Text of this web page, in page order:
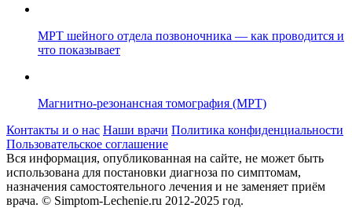
МРТ шейного отдела позвоночника — как проводится и
что показывает
Магнитно-резонансная томография (МРТ)
Контакты и о нас Наши врачи Политика конфиденциальности
Пользовательское соглашение
Вся информация, опубликованная на сайте, не может быть
использована для постановки диагноза по симптомам,
назначения самостоятельного лечения и не заменяет приём
врача. © Simptom-Lechenie.ru 2012-2025 год.